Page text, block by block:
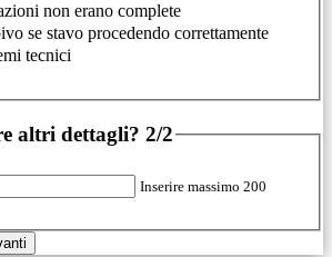
non erano complete
se stavo procedendo correttamente
tecnici
altri dettagli? 2/2
Inserire massimo 200